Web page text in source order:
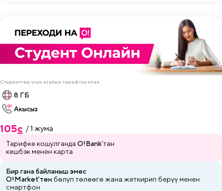
Студенттер үчүн атайын тарифтик план
8 ГБ
Акысыз
105c / 1 жума
Тарифке кошулганда O!Bank’тан
кешбэк менен карта
Бир гана байланыш эмес
O!Market'тен бөлүп төлөөгө жана жеткирип берүү менен
смартфон